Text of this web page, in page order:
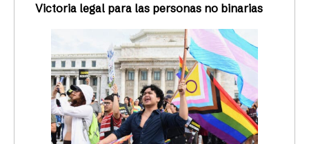
Victoria legal para las personas no binarias